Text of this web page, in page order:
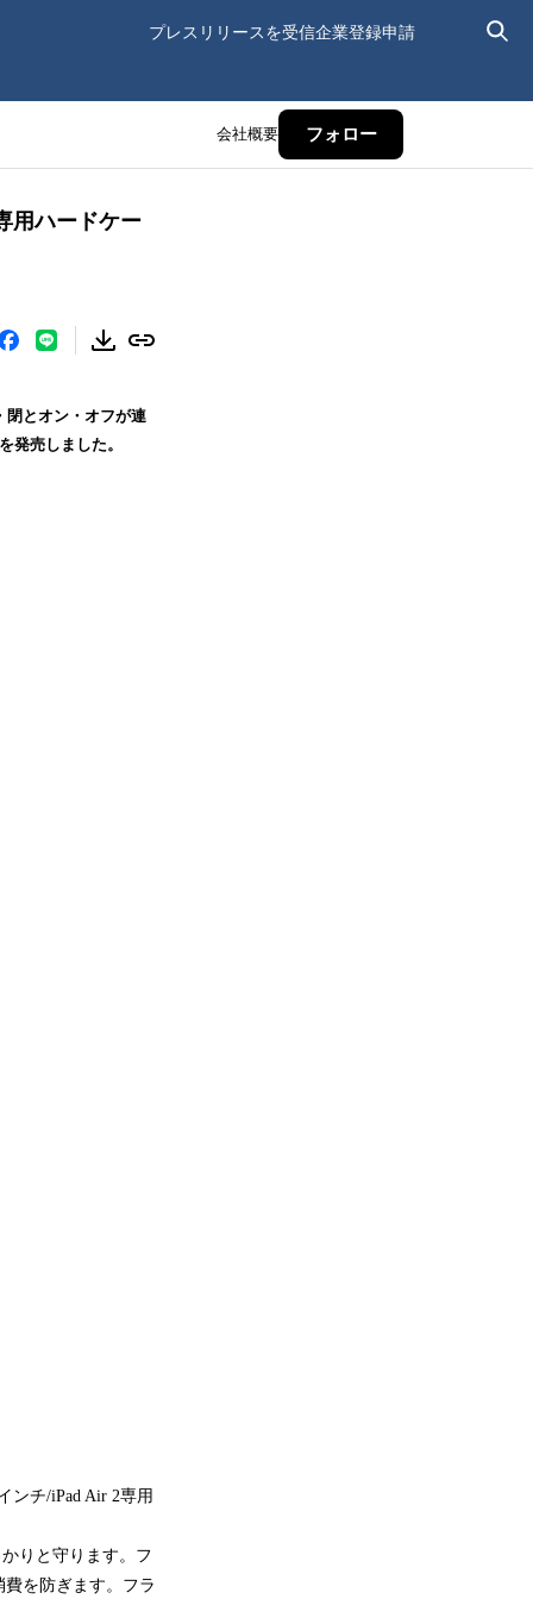
プレスリリースを受信企業登録申請
会社概要 フォロー
用ハードケー
閉とオン・オフが連
発売しました。
ンチ/iPad Air 2専用
りと守ります。フ
を防ぎます。フラ